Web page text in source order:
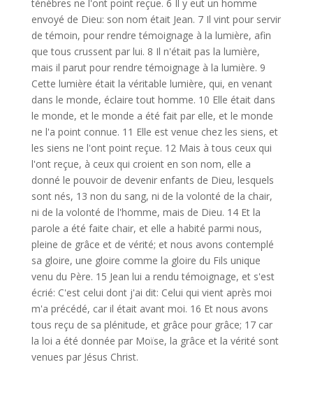
ténèbres ne l'ont point reçue. 6 Il y eut un homme
envoyé de Dieu: son nom était Jean. 7 Il vint pour servir
de témoin, pour rendre témoignage à la lumière, afin
que tous crussent par lui. 8 Il n'était pas la lumière,
mais il parut pour rendre témoignage à la lumière. 9
Cette lumière était la véritable lumière, qui, en venant
dans le monde, éclaire tout homme. 10 Elle était dans
le monde, et le monde a été fait par elle, et le monde
ne l'a point connue. 11 Elle est venue chez les siens, et
les siens ne l'ont point reçue. 12 Mais à tous ceux qui
l'ont reçue, à ceux qui croient en son nom, elle a
donné le pouvoir de devenir enfants de Dieu, lesquels
sont nés, 13 non du sang, ni de la volonté de la chair,
ni de la volonté de l'homme, mais de Dieu. 14 Et la
parole a été faite chair, et elle a habité parmi nous,
pleine de grâce et de vérité; et nous avons contemplé
sa gloire, une gloire comme la gloire du Fils unique
venu du Père. 15 Jean lui a rendu témoignage, et s'est
écrié: C'est celui dont j'ai dit: Celui qui vient après moi
m'a précédé, car il était avant moi. 16 Et nous avons
tous reçu de sa plénitude, et grâce pour grâce; 17 car
la loi a été donnée par Moïse, la grâce et la vérité sont
venues par Jésus Christ.